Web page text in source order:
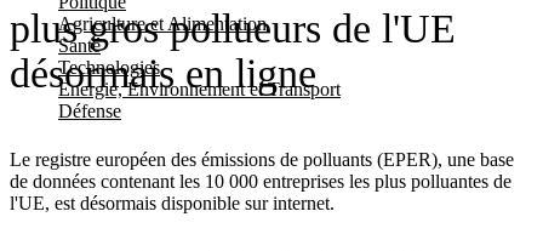
Agriculture et Alimentation
Santé
Technologies
Energie, Environnement et Transport
Défense
plus gros pollueurs de l'UE
désormais en ligne
Le registre européen des émissions de polluants (EPER), une base
de données contenant les 10 000 entreprises les plus polluantes de
l'UE, est désormais disponible sur internet.